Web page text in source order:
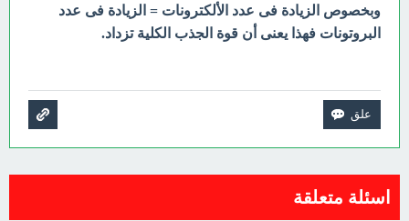
وبخصوص الزيادة فى عدد الألكترونات = الزيادة فى عدد
البروتونات فهذا يعنى أن قوة الجذب الكلية تزداد.
اسئلة متعلقة